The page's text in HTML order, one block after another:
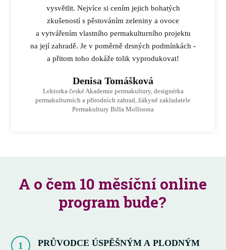
vysvětlit. Nejvíce si cením jejich bohatých
zkušeností s pěstováním zeleniny a ovoce
a vytvářením vlastního permakulturního projektu
na její zahradě. Je v poměrně drsných podmínkách -
a přitom toho dokáže tolik vyprodukovat!
Denisa Tomášková
Lektorka české Akademie permakultury, designérka
permakulturních a přírodních zahrad, žákyně zakladatele
Permakultury Billa Mollisona
A o čem 10 měsíční online
program bude?
1 PRŮVODCE ÚSPĚŠNÝM A PLODNÝM